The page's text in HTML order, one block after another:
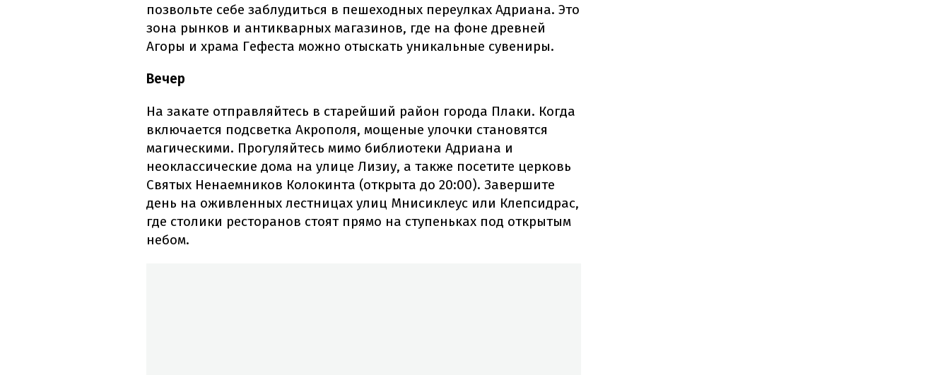
позвольте себе заблудиться в пешеходных переулках Адриана. Это
зона рынков и антикварных магазинов, где на фоне древней
Агоры и храма Гефеста можно отыскать уникальные сувениры.
Вечер
На закате отправляйтесь в старейший район города Плаки. Когда
включается подсветка Акрополя, мощеные улочки становятся
магическими. Прогуляйтесь мимо библиотеки Адриана и
неоклассические дома на улице Лизиу, а также посетите церковь
Святых Ненаемников Колокинта (открыта до 20:00). Завершите
день на оживленных лестницах улиц Мнисиклеус или Клепсидрас,
где столики ресторанов стоят прямо на ступеньках под открытым
небом.